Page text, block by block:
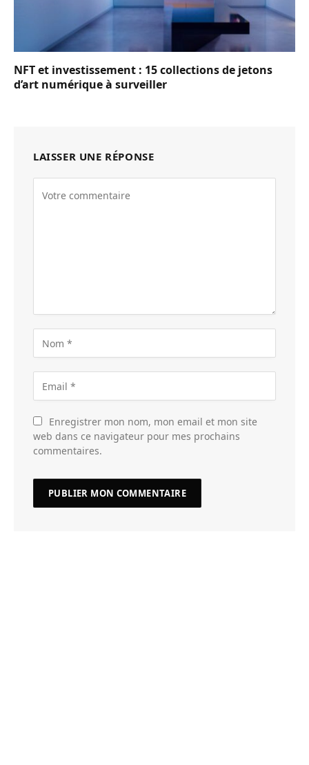
NFT et investissement : 15 collections de jetons
d’art numérique à surveiller
LAISSER UNE RÉPONSE
Enregistrer mon nom, mon email et mon site
web dans ce navigateur pour mes prochains
commentaires.